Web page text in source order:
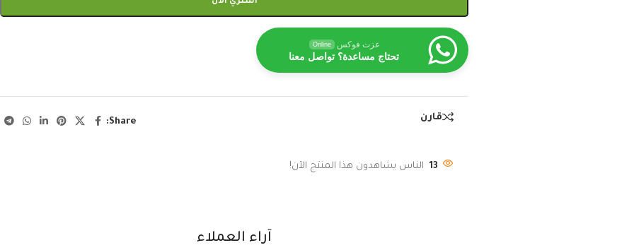
عزت فوكس Online
تحتاج مساعدة؟ تواصل معنا
قارن Share:
13 الناس يشاهدون هذا المنتج الآن!
آراء العملاء